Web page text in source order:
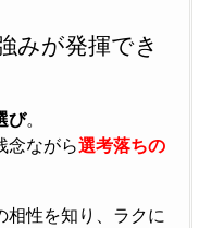
みが発揮でき
び。
念ながら選考落ちの
相性を知り、ラクに